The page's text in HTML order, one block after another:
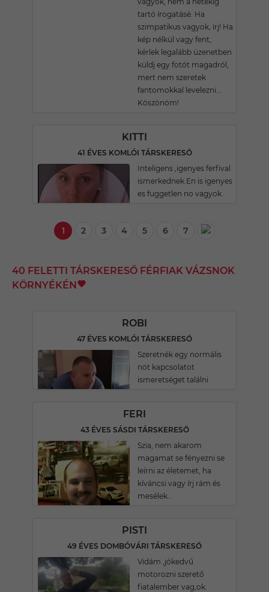
tartó írogatásé. Ha
szimpatikus vagyok, írj! Ha
kép nélkül vagy fent,
kérlek legalább üzenetben
küldj egy fotót magadról,
mert nem szeretek
fantomokkal levelezni...
Köszönöm!
KITTI
41 ÉVES KOMLÓI TÁRSKERESŐ
Inteligens ,igenyes ferfival
ismerkednek.En is igenyes
es fuggetlen no vagyok.
1 2 3 4 5 6 7
40 FELETTI TÁRSKERESŐ FÉRFIAK VÁZSNOK
KÖRNYÉKÉN
ROBI
47 ÉVES KOMLÓI TÁRSKERESŐ
Szeretnék egy normális
nöt kapcsolatot
ismeretséget találni
FERI
43 ÉVES SÁSDI TÁRSKERESŐ
Szia, nem akarom
magamat se fényezni se
leírni az életemet, ha
kíváncsi vagy írj rám és
mesélek...
PISTI
49 ÉVES DOMBÓVÁRI TÁRSKERESŐ
Vidám ,jókedvű
motorozni szerető
fiatalember vag,ok.